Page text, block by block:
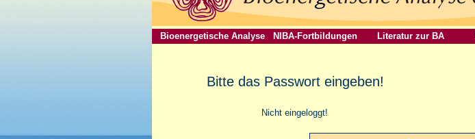
Bioenergetische Analyse NIBA-Fortbildungen Literatur zur BA
Bitte das Passwort eingeben!
Nicht eingeloggt!